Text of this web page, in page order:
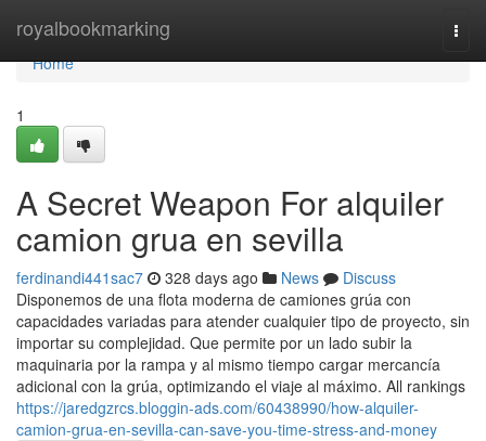
royalbookmarking
Home
Home
1
A Secret Weapon For alquiler
camion grua en sevilla
ferdinandi441sac7 328 days ago News
Discuss
Disponemos de una flota moderna de camiones grúa con
capacidades variadas para atender cualquier tipo de proyecto, sin
importar su complejidad. Que permite por un lado subir la
maquinaria por la rampa y al mismo tiempo cargar mercancía
adicional con la grúa, optimizando el viaje al máximo. All rankings
https://jaredgzrcs.bloggin-ads.com/60438990/how-alquiler-
camion-grua-en-sevilla-can-save-you-time-stress-and-money